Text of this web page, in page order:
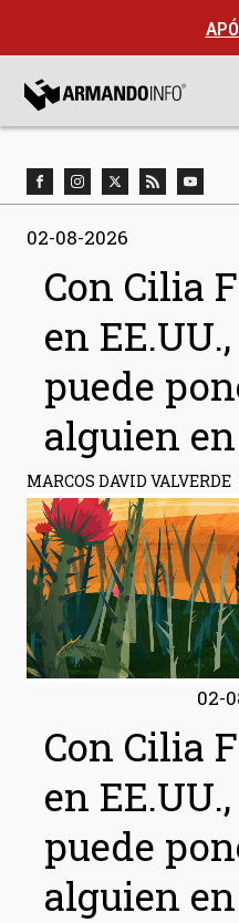
02-08-2026
Con Cilia
en
puede
alguien
MARCOS DAVID VALVERDE
02-
Con Cilia
en
puede
alguien